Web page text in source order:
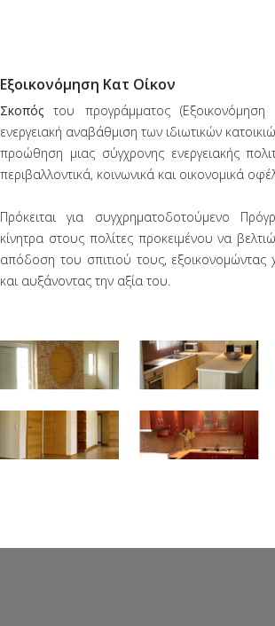
Εξοικονόμηση Κατ Οίκον
Σκοπός του προγράμματος
ενεργειακή αναβάθμιση των ιδιωτικών
προώθηση μιας σύγχρονης ενεργειακής
περιβαλλοντικά, κοινωνικά και οικονομικά
Πρόκειται για συγχρηματοδοτούμενο
κίνητρα στους πολίτες προκειμένου να
απόδοση του σπιτιού τους, εξοικονομώντας
και αυξάνοντας την αξία του.